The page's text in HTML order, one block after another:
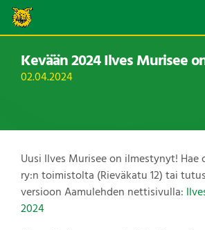
Kevään 2024 Ilves Murisee
02.04.2024
Uusi Ilves Murisee on ilmestynyt! Hae
ry:n toimistolta (Rieväkatu 12) tai
versioon Aamulehden nettisivulla:
2024